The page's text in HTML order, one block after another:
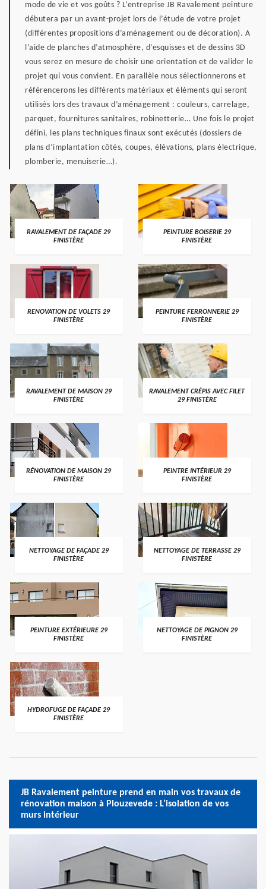
mode de vie et vos goûts ? L’entreprise JB Ravalement peinture
débutera par un avant-projet lors de l’étude de votre projet
(différentes propositions d’aménagement ou de décoration). A
l’aide de planches d’atmosphère, d’esquisses et de dessins 3D
vous serez en mesure de choisir une orientation et de valider le
projet qui vous convient. En parallèle nous sélectionnerons et
référencerons les différents matériaux et éléments qui seront
utilisés lors des travaux d’aménagement : couleurs, carrelage,
parquet, fournitures sanitaires, robinetterie… Une fois le projet
défini, les plans techniques finaux sont exécutés (dossiers de
plans d’implantation côtés, coupes, élévations, plans électrique,
plomberie, menuiserie…).
RAVALEMENT DE FAÇADE 29
FINISTÈRE
PEINTURE BOISERIE 29
FINISTÈRE
RENOVATION DE VOLETS 29
FINISTÈRE
PEINTURE FERRONNERIE 29
FINISTÈRE
RAVALEMENT DE MAISON 29
FINISTÈRE
RAVALEMENT CRÉPIS AVEC FILET
29 FINISTÈRE
RÉNOVATION DE MAISON 29
FINISTÈRE
PEINTRE INTÉRIEUR 29
FINISTÈRE
NETTOYAGE DE FAÇADE 29
FINISTÈRE
NETTOYAGE DE TERRASSE 29
FINISTÈRE
PEINTURE EXTÉRIEURE 29
FINISTÈRE
NETTOYAGE DE PIGNON 29
FINISTÈRE
HYDROFUGE DE FAÇADE 29
FINISTÈRE
JB Ravalement peinture prend en main vos travaux de
rénovation maison à Plouzevede : L’isolation de vos
murs intérieur